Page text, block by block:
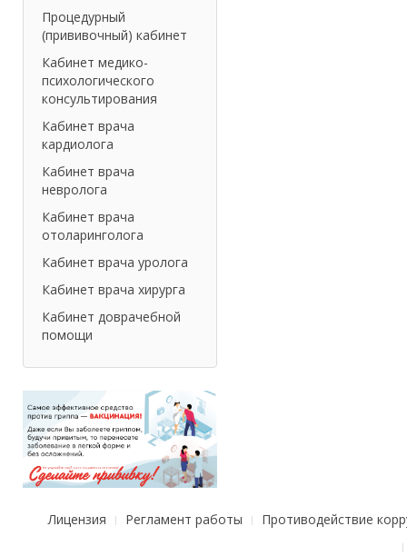
Процедурный
(прививочный) кабинет
Кабинет медико-
психологического
консультирования
Кабинет врача
кардиолога
Кабинет врача
невролога
Кабинет врача
отоларинголога
Кабинет врача уролога
Кабинет врача хирурга
Кабинет доврачебной
помощи
Лицензия Регламент работы Противодействие